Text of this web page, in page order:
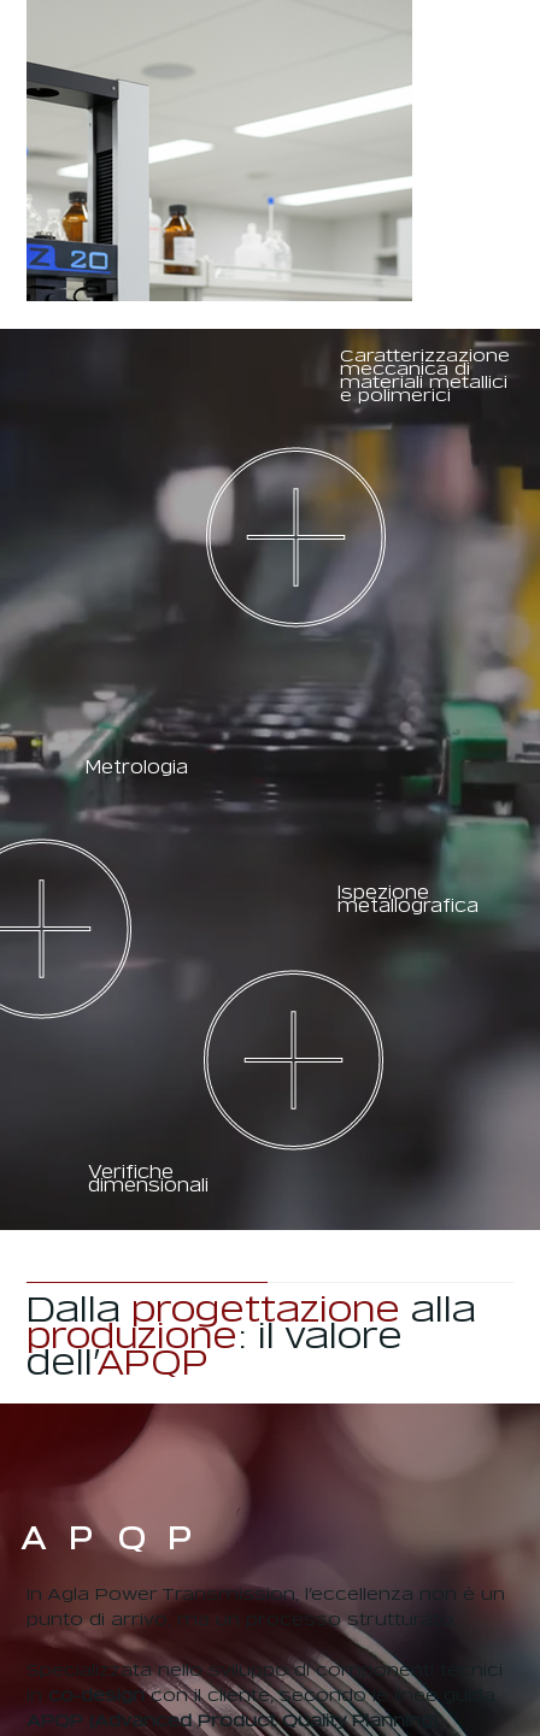
Metrologia
Caratterizzazione
meccanica di
materiali metallici
e polimerici
Verifiche
dimensionali
Ispezione
metallografica
Dalla progettazione alla
produzione: il valore
dell’APQP
A P Q P
In Agla Power Transmission, l’eccellenza non è un
punto di arrivo, ma un processo strutturato.
Specializzata nello sviluppo di componenti tecnici
in co-designcon il cliente, secondo le linee guida
APQP (Advanced Product Quality Planning)
,